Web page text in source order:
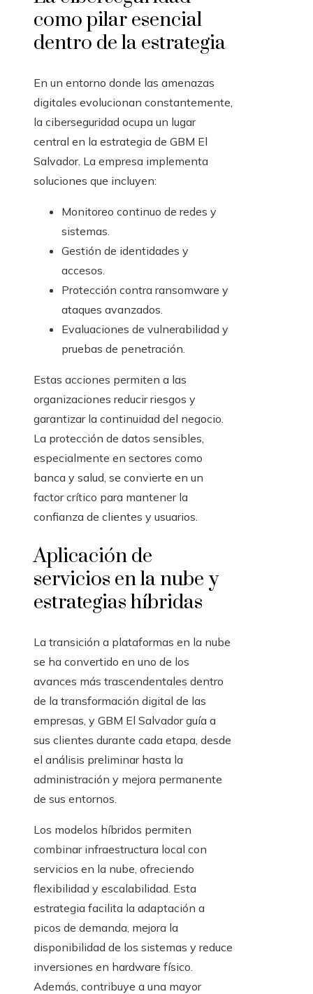
como pilar esencial
dentro de la estrategia
En un entorno donde las amenazas
digitales evolucionan constantemente,
la ciberseguridad ocupa un lugar
central en la estrategia de GBM El
Salvador. La empresa implementa
soluciones que incluyen:
Monitoreo continuo de redes y
sistemas.
Gestión de identidades y
accesos.
Protección contra ransomware y
ataques avanzados.
Evaluaciones de vulnerabilidad y
pruebas de penetración.
Estas acciones permiten a las
organizaciones reducir riesgos y
garantizar la continuidad del negocio.
La protección de datos sensibles,
especialmente en sectores como
banca y salud, se convierte en un
factor crítico para mantener la
confianza de clientes y usuarios.
Aplicación de
servicios en la nube y
estrategias híbridas
La transición a plataformas en la nube
se ha convertido en uno de los
avances más trascendentales dentro
de la transformación digital de las
empresas, y GBM El Salvador guía a
sus clientes durante cada etapa, desde
el análisis preliminar hasta la
administración y mejora permanente
de sus entornos.
Los modelos híbridos permiten
combinar infraestructura local con
servicios en la nube, ofreciendo
flexibilidad y escalabilidad. Esta
estrategia facilita la adaptación a
picos de demanda, mejora la
disponibilidad de los sistemas y reduce
inversiones en hardware físico.
Además, contribuye a una mayor